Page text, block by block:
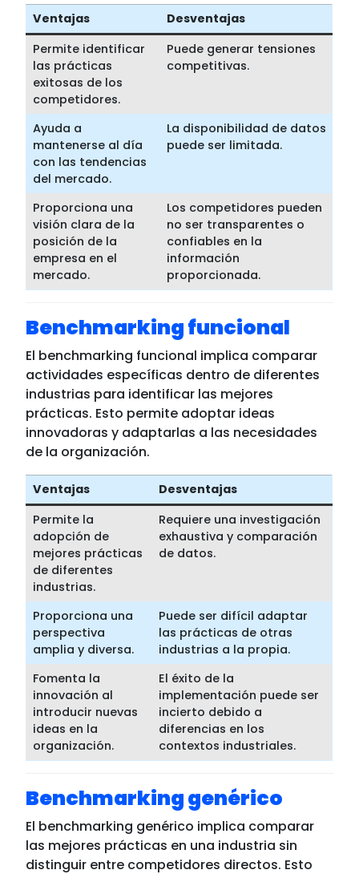
Ventajas
Desventajas
Permite identificar
las prácticas
exitosas de los
competidores.
Puede generar tensiones
competitivas.
Ayuda a
mantenerse al día
con las tendencias
del mercado.
La disponibilidad de datos
puede ser limitada.
Proporciona una
visión clara de la
posición de la
empresa en el
mercado.
Los competidores pueden
no ser transparentes o
confiables en la
información
proporcionada.
Benchmarking funcional
El benchmarking funcional implica comparar
actividades específicas dentro de diferentes
industrias para identificar las mejores
prácticas. Esto permite adoptar ideas
innovadoras y adaptarlas a las necesidades
de la organización.
Ventajas
Desventajas
Permite la
adopción de
mejores prácticas
de diferentes
industrias.
Requiere una investigación
exhaustiva y comparación
de datos.
Proporciona una
perspectiva
amplia y diversa.
Puede ser difícil adaptar
las prácticas de otras
industrias a la propia.
Fomenta la
innovación al
introducir nuevas
ideas en la
organización.
El éxito de la
implementación puede ser
incierto debido a
diferencias en los
contextos industriales.
Benchmarking genérico
El benchmarking genérico implica comparar
las mejores prácticas en una industria sin
distinguir entre competidores directos. Esto